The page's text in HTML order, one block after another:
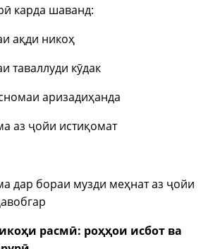
карда шаванд:
ақди никоҳ
таваллуди кӯдак
аризадиҳанда
аз ҷойи истиқомат
дар бораи музди меҳнат аз ҷойи
расмӣ: роҳҳои исбот ва